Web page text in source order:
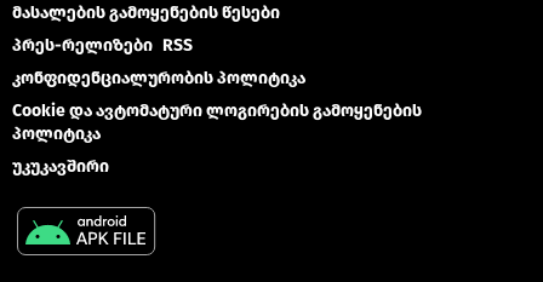
მასალების გამოყენების წესები
პრეს-რელიზები RSS
კონფიდენციალურობის პოლიტიკა
Cookie და ავტომატური ლოგირების გამოყენების
პოლიტიკა
უკუკავშირი